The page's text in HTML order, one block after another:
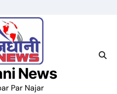
News
Par Najar